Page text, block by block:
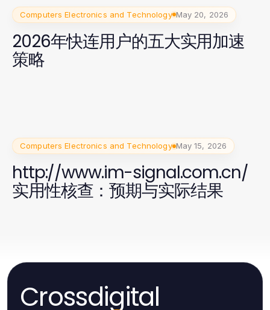
Computers Electronics and Technology May 20, 2026
2026年快连用户的五大实用加速
策略
Computers Electronics and Technology May 15, 2026
http://www.im-signal.com.cn/
实用性核查：预期与实际结果
Crossdigital